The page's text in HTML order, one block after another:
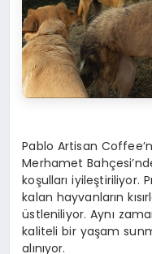
Pablo Artisan
Merhamet
koşulları iyileştiriliyor.
kalan hayvanların
üstleniliyor. Aynı
kaliteli bir yaşam
alınıyor.